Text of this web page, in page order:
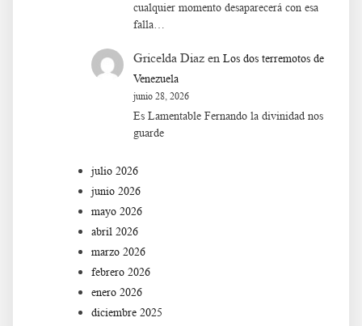
cualquier momento desaparecerá con esa
falla…
Gricelda Diaz en Los dos terremotos de
Venezuela
junio 28, 2026
Es Lamentable Fernando la divinidad nos
guarde
julio 2026
junio 2026
mayo 2026
abril 2026
marzo 2026
febrero 2026
enero 2026
diciembre 2025